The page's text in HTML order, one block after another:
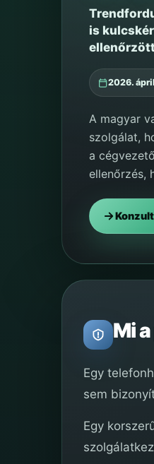
is
2026.
A magyar
szolgálat,
a
ellenőrzés,
Mi
Egy
sem
Egy